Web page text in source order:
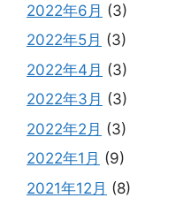
2022年6月 (3)
2022年5月 (3)
2022年4月 (3)
2022年3月 (3)
2022年2月 (3)
2022年1月 (9)
2021年12月 (8)